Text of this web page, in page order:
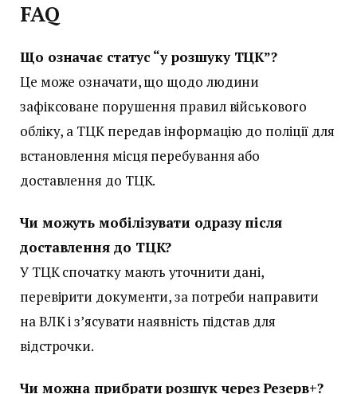
FAQ
Що означає статус “у розшуку ТЦК”?
Це може означати, що щодо людини
зафіксоване порушення правил військового
обліку, а ТЦК передав інформацію до поліції для
встановлення місця перебування або
доставлення до ТЦК.
Чи можуть мобілізувати одразу після
доставлення до ТЦК?
У ТЦК спочатку мають уточнити дані,
перевірити документи, за потреби направити
на ВЛК і з’ясувати наявність підстав для
відстрочки.
Чи можна прибрати розшук через Резерв+?